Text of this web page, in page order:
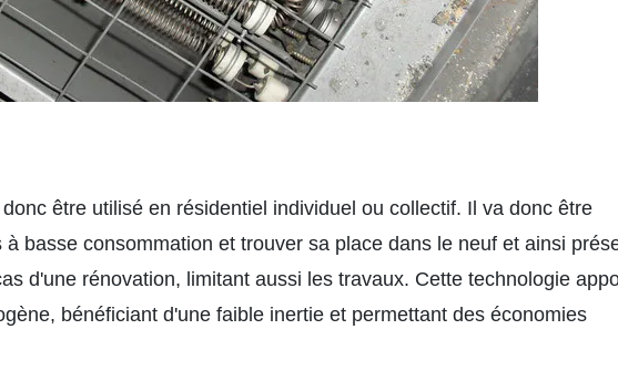
être utilisé en résidentiel individuel ou collectif. Il va donc être
basse consommation et trouver sa place dans le neuf et ainsi
d'une rénovation, limitant aussi les travaux. Cette technologie
bénéficiant d'une faible inertie et permettant des économies